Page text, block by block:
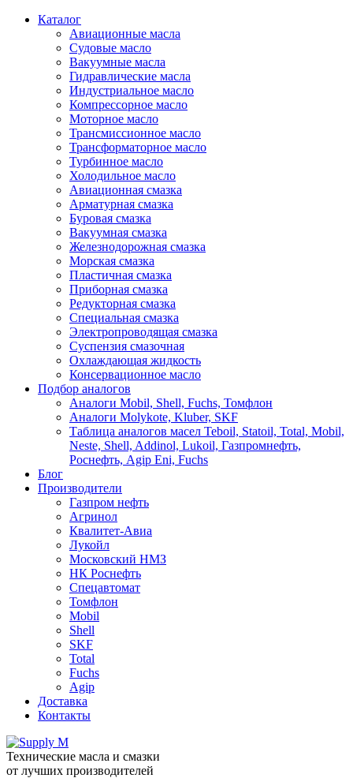
Каталог
Авиационные масла
Судовые масло
Вакуумные масла
Гидравлические масла
Индустриальное масло
Компрессорное масло
Моторное масло
Трансмиссионное масло
Трансформаторное масло
Турбинное масло
Холодильное масло
Авиационная смазка
Арматурная смазка
Буровая смазка
Вакуумная смазка
Железнодорожная смазка
Морская смазка
Пластичная смазка
Приборная смазка
Редукторная смазка
Специальная смазка
Электропроводящая смазка
Суспензия смазочная
Охлаждающая жидкость
Консервационное масло
Подбор аналогов
Аналоги Mobil, Shell, Fuchs, Томфлон
Аналоги Molykote, Kluber, SKF
Таблица аналогов масел Teboil, Statoil, Total, Mobil,
Neste, Shell, Addinol, Lukoil, Газпромнефть,
Роснефть, Agip Eni, Fuchs
Блог
Производители
Газпром нефть
Агринол
Квалитет-Авиа
Лукойл
Московский НМЗ
НК Роснефть
Спецавтомат
Томфлон
Mobil
Shell
SKF
Total
Fuchs
Agip
Доставка
Контакты
Технические масла и смазки
от лучших производителей